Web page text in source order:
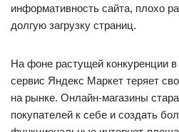
информативность сайта, плохо
долгую загрузку страниц.
На фоне растущей конкуренции
сервис Яндекс Маркет теряет
на рынке. Онлайн-магазины
покупателей к себе и создать